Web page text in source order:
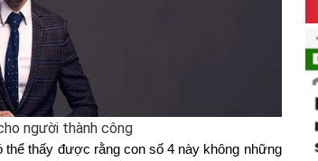
người thành công
thể thấy được rằng con số 4 này không những